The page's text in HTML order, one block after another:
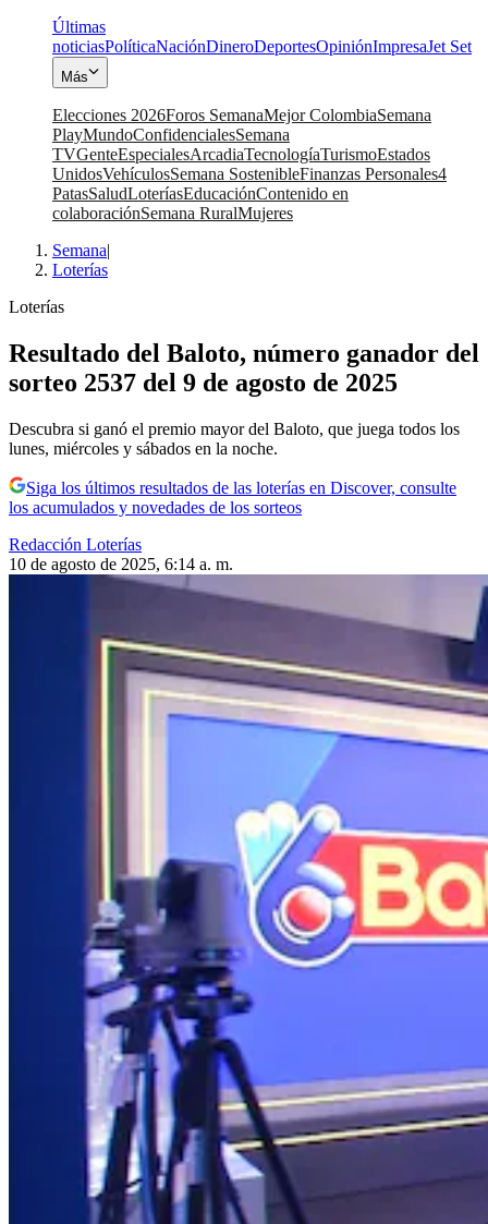
Últimas
noticiasPolíticaNaciónDineroDeportesOpiniónImpresaJet Set
Más
Elecciones 2026Foros SemanaMejor ColombiaSemana
PlayMundoConfidencialesSemana
TVGenteEspecialesArcadiaTecnologíaTurismoEstados
UnidosVehículosSemana SostenibleFinanzas Personales4
PatasSaludLoteríasEducaciónContenido en
colaboraciónSemana RuralMujeres
Semana|
Loterías
Loterías
Resultado del Baloto, número ganador del
sorteo 2537 del 9 de agosto de 2025
Descubra si ganó el premio mayor del Baloto, que juega todos los
lunes, miércoles y sábados en la noche.
Siga los últimos resultados de las loterías en Discover, consulte
los acumulados y novedades de los sorteos
Redacción Loterías
10 de agosto de 2025, 6:14 a. m.